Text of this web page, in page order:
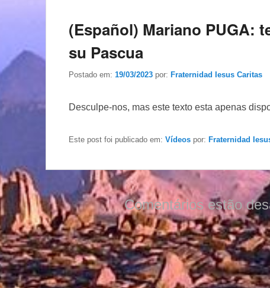
(Español) Mariano PUGA:
su Pascua
Postado em: 19/03/2023 por: Fraternidad Iesus Caritas
Desculpe-nos, mas este texto esta apenas
Este post foi publicado em: Vídeos por: Fraternidad
Comentários estão